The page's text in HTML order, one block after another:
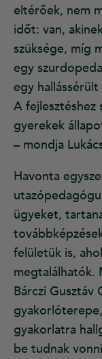
eltérőek, nem
időt: van,
szüksége, míg
egy
egy
A fejlesztéshez
gyerekek
– mondja
Havonta
ügyeket,
felületük is,
megtalálhatók.
Bárczi Gusztáv
gyakorlatra
be tudnak